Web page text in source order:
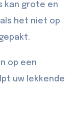
kan grote en
het niet op
op een
uw lekkende